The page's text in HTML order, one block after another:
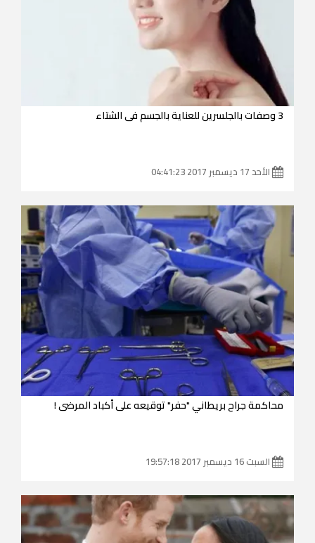
3 وصفات بالجلسرين للعناية بالجسم فى الشتاء
الأحد 17 ديسمبر 2017 04:41:23
محاكمة جراح بريطاني "حفر" توقيعه على أكباد المرضى !
السبت 16 ديسمبر 2017 19:57:18